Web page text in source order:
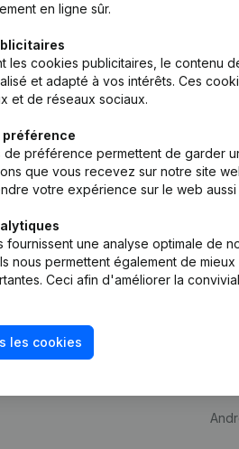
en ligne sûr.
les cookies publicitaires, le contenu
et adapté à vos intérêts. Ces
et de réseaux sociaux.
préférence
de préférence permettent de garder
que vous recevez sur notre site
votre expérience sur le web
fournissent une analyse optimale de
nous permettent également de
Ceci afin d'améliorer la
les cookies